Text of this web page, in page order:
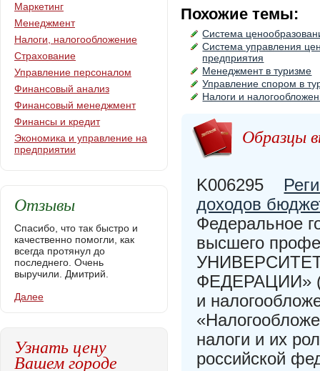
Похожие темы:
Система
Система управления
предприятия
Менеджмент в туризме
Управление спором в
Налоги и
Образцы
K006295
доходов
Федеральное
высшего
ФЕДЕРАЦИИ»
и
налоги и их
российской
Маркетинг
Менеджмент
Налоги, налогообложение
Страхование
Управление персоналом
Финансовый анализ
Финансовый менеджмент
Финансы и кредит
Экономика и управление на
предприятии
Отзывы
Спасибо, что так быстро и
качественно помогли, как
всегда протянул до
последнего. Очень
выручили. Дмитрий.
Далее
Узнать цену
Вашем городе